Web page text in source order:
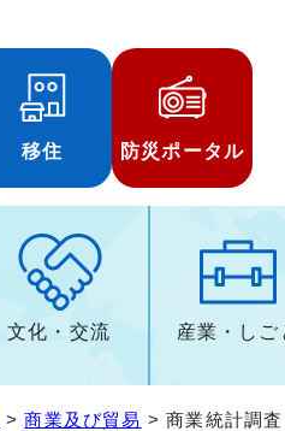
移住 防災ポータル
文化・交流 産業・しご
>商業及び貿易 > 商業統計調査